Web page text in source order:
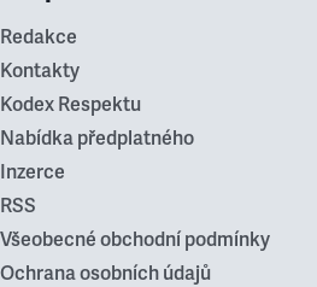
Redakce
Kontakty
Kodex Respektu
Nabídka předplatného
Inzerce
RSS
Všeobecné obchodní podmínky
Ochrana osobních údajů